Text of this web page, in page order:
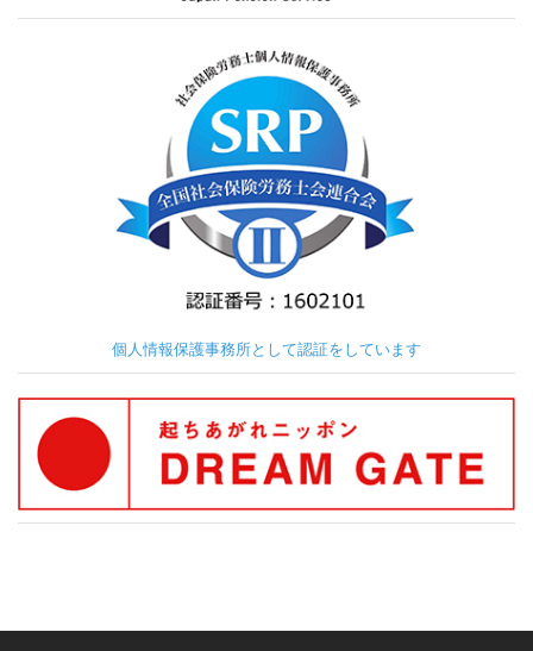
個人情報保護事務所として認証をしています